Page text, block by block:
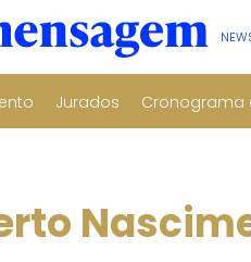
Jurados Cronograma